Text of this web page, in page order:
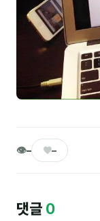
김소연
김의중
노준영
민광동
👁– ♥–
댓글 0